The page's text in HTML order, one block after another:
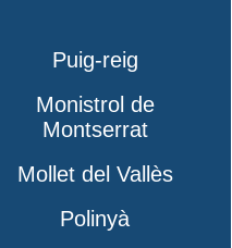
Puig-reig
Monistrol de
Montserrat
Mollet del Vallès
Polinyà